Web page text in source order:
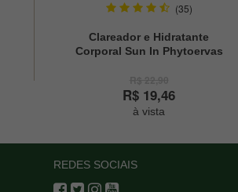
(35)
Clareador e Hidratante
Corporal Sun In Phytoervas
R$ 19,46
à vista
REDES SOCIAIS